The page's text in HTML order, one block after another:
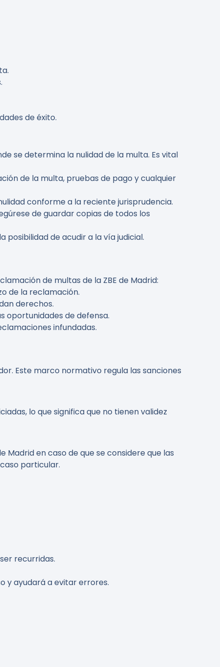
de éxito.
se determina la nulidad de la multa. Es vital
de la multa, pruebas de pago y cualquier
conforme a la reciente jurisprudencia.
de guardar copias de todos los
posibilidad de acudir a la vía judicial.
de multas de la ZBE de Madrid:
de la reclamación.
derechos.
oportunidades de defensa.
infundadas.
Este marco normativo regula las sanciones
lo que significa que no tienen validez
en caso de que se considere que las
particular.
recurridas.
y ayudará a evitar errores.